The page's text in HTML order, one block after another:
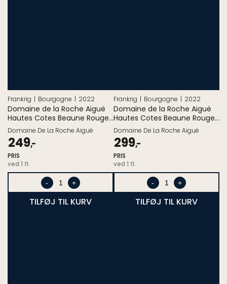
Frankrig Bourgogne 2022
Domaine de la Roche Aiguë
Hautes Cotes Beaune Rouge
2022
Domaine De La Roche Aiguë
Pris
ved
1.
stk.
249,-
PRIS
ved 1 fl.
- +
TILFØJ TIL KURV
Frankrig Bourgogne 2022
Domaine de la Roche Aiguë
Hautes Cotes Beaune Rouge
La Dalignère 2022
Domaine De La Roche Aiguë
Pris
ved
1.
stk.
299,-
PRIS
ved 1 fl.
- +
TILFØJ TIL KURV